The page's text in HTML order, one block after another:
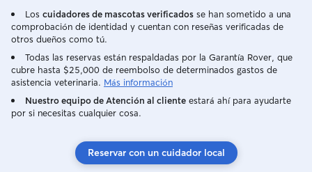
Los cuidadores de mascotas verificados se han sometido a una
comprobación de identidad y cuentan con reseñas verificadas de
otros dueños como tú.
Todas las reservas están respaldadas por la Garantía Rover, que
cubre hasta $25,000 de reembolso de determinados gastos de
asistencia veterinaria. Más información
Nuestro equipo de Atención al cliente estará ahí para ayudarte
por si necesitas cualquier cosa.
Reservar con un cuidador local